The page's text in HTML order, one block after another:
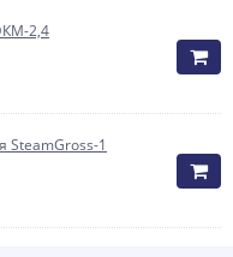
2,4
SteamGross-1